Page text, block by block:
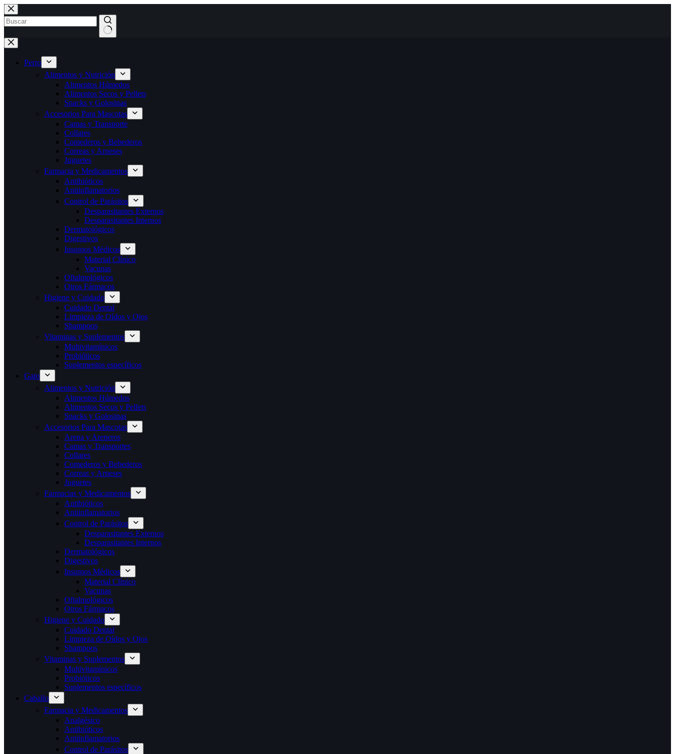
Saltar
al
contenido
Sin
resultados
Perro
Alimentos y Nutrición
Alimentos Húmedos
Alimentos Secos y Pellets
Snacks y Golosinas
Accesorios Para Mascotas
Camas y Transporte
Collares
Comederos y Bebederos
Correas y Arneses
Juguetes
Farmacia y Medicamentos
Antibióticos
Antiinflamatorios
Control de Parásitos
Desparasitantes Externos
Desparasitantes Internos
Dermatológicos
Digestivos
Insumos Médicos
Material Clínico
Vacunas
Oftalmológicos
Otros Fármacos
Higiene y Cuidado
Cuidado Dental
Limpieza de Oídos y Ojos
Shampoos
Vitaminas y Suplementos
Multivitamínicos
Probióticos
Suplementos específicos
Gato
Alimentos y Nutrición
Alimentos Húmedos
Alimentos Secos y Pellets
Snacks y Golosinas
Accesorios Para Mascotas
Arena y Areneros
Camas y Transportes
Collares
Comederos y Bebederos
Correas y Arneses
Juguetes
Farmacias y Medicamentos
Antibióticos
Antiinflamatorios
Control de Parásitos
Desparasitantes Externos
Desparasitantes Internos
Dermatológicos
Digestivos
Insumos Médicos
Material Clínico
Vacunas
Oftalmológicos
Otros Fármacos
Higiene y Cuidado
Cuidado Dental
Limpieza de Oídos y Ojos
Shampoos
Vitaminas y Suplementos
Multivitamínicos
Probióticos
Suplementos específicos
Caballo
Farmacia y Medicamentos
Analgésico
Antibióticos
Antiinflamatorios
Control de Parásitos